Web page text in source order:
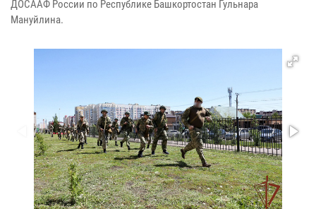
ДОСААФ России по Республике Башкортостан Гульнара
Мануйлина.